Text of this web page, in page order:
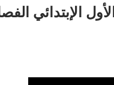
الإبتدائي